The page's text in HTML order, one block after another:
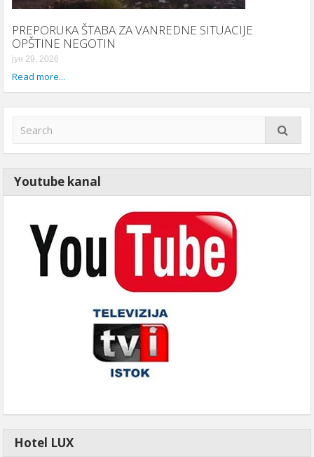
PREPORUKA ŠTABA ZA VANREDNE SITUACIJE
OPŠTINE NEGOTIN
јун 29, 2026
Read more...
Youtube kanal
Hotel LUX